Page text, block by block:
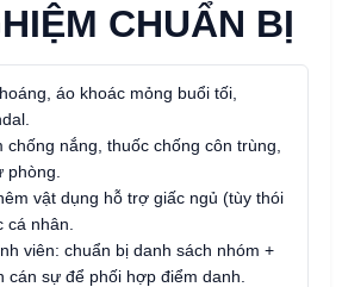
CHUẨN BỊ
áo khoác mỏng buổi tối,
nắng, thuốc chống côn trùng,
vật dụng hỗ trợ giấc ngủ (tùy thói
nhân.
viên: chuẩn bị danh sách nhóm +
cán sự để phối hợp điểm danh.